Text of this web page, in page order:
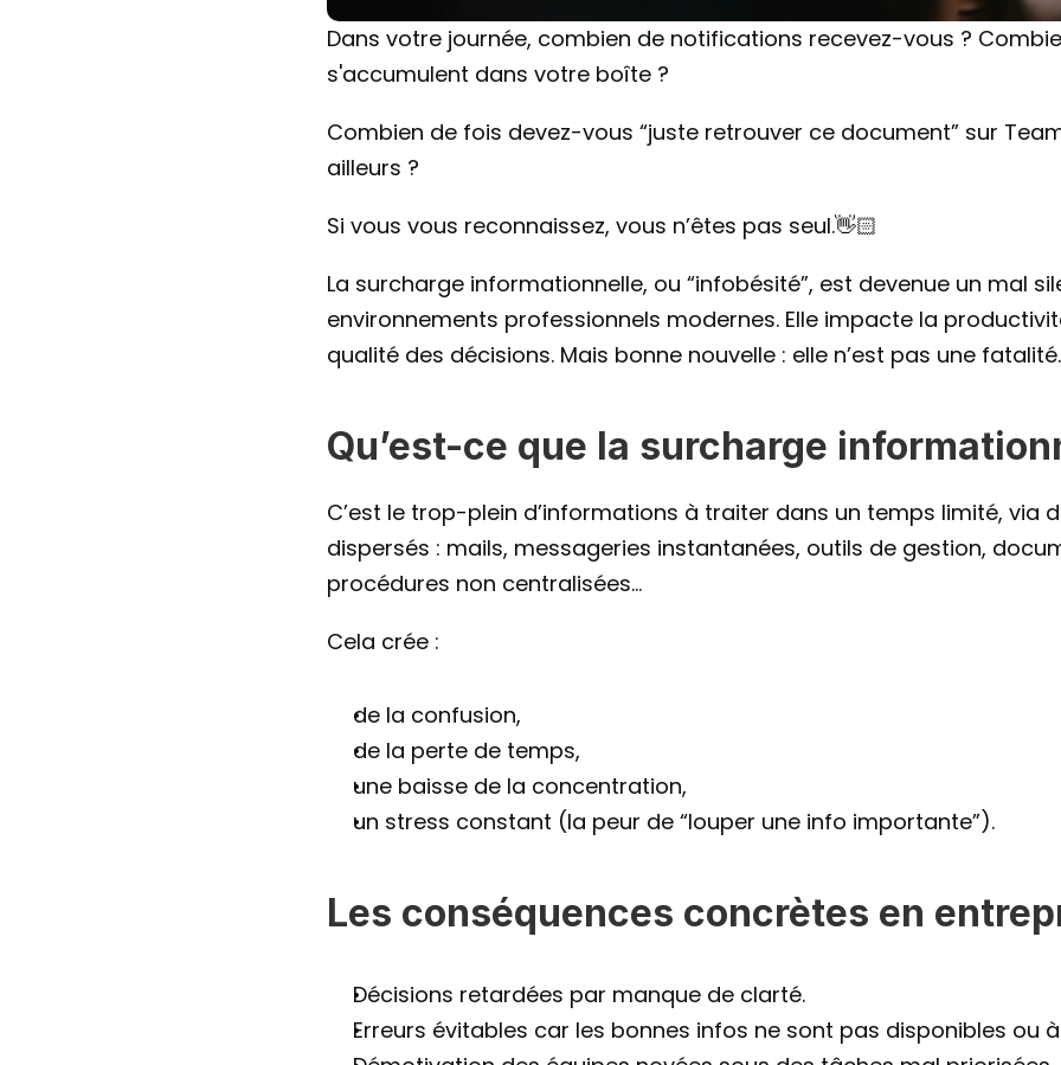
Dans votre journée, combien de notifications recevez-vous ?
s'accumulent dans votre boîte ?
Combien de fois devez-vous “juste retrouver ce document” sur
ailleurs ?
Si vous vous reconnaissez, vous n’êtes pas seul.👋🏻
La surcharge informationnelle, ou “infobésité”, est devenue un mal
environnements professionnels modernes. Elle impacte la
qualité des décisions. Mais bonne nouvelle : elle n’est pas une fatalité.
Qu’est-ce que la surcharge
C’est le trop-plein d’informations à traiter dans un temps limité, via
dispersés : mails, messageries instantanées, outils de gestion,
procédures non centralisées...
Cela crée :
de la confusion,
de la perte de temps,
une baisse de la concentration,
un stress constant (la peur de “louper une info importante”).
Les conséquences concrètes en
Décisions retardées par manque de clarté.
Erreurs évitables car les bonnes infos ne sont pas disponibles ou